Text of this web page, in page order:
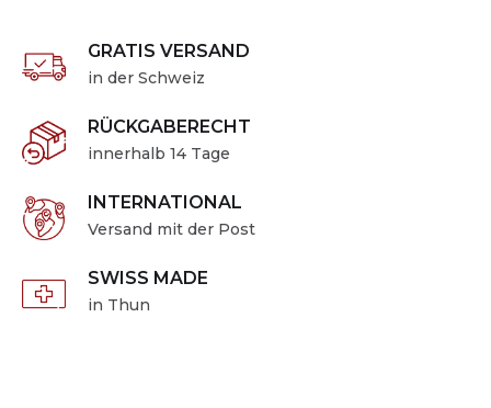
GRATIS VERSAND
in der Schweiz
RÜCKGABERECHT
innerhalb 14 Tage
INTERNATIONAL
Versand mit der Post
SWISS MADE
in Thun